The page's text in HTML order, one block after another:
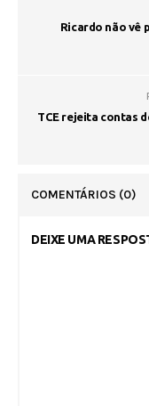
Ricardo não vê
TCE rejeita contas
COMENTÁRIOS (0)
DEIXE UMA